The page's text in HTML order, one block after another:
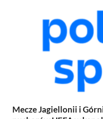
Mecze Jagiellonii i